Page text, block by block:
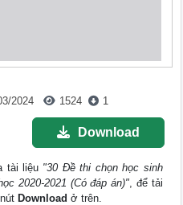
2024 1524 1
Download
tài liệu "30 Đề thi chọn học sinh
2020-2021 (Có đáp án)", để tải
Download ở trên.